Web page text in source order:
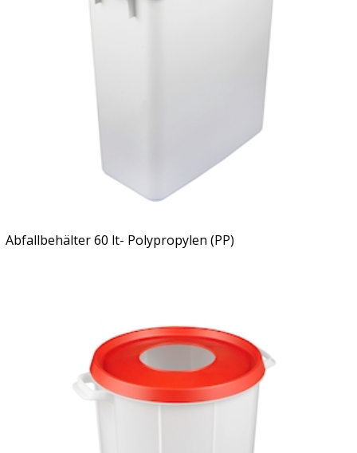
Abfallbehälter 60 lt- Polypropylen (PP)